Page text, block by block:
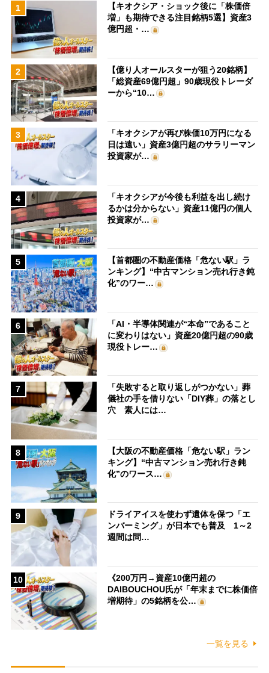
1
【キオクシア・ショック後に「株価倍
増」も期待できる注目銘柄5選】資産3
億円超・…
2
【億り人オールスターが狙う20銘柄】
「総資産69億円超」90歳現役トレーダ
ーから“10…
3
「キオクシアが再び株価10万円になる
日は遠い」資産3億円超のサラリーマン
投資家が…
4
「キオクシアが今後も利益を出し続け
るかは分からない」資産11億円の個人
投資家が…
5
【首都圏の不動産価格「危ない駅」ラ
ンキング】“中古マンション売れ行き鈍
化”のワー…
6
「AI・半導体関連が“本命”であること
に変わりはない」資産20億円超の90歳
現役トレー…
7
「失敗すると取り返しがつかない」葬
儀社の手を借りない「DIY葬」の落とし
穴 素人には…
8
【大阪の不動産価格「危ない駅」ラン
キング】“中古マンション売れ行き鈍
化”のワース…
9
ドライアイスを使わず遺体を保つ「エ
ンバーミング」が日本でも普及 1～2
週間は問…
10
《200万円→資産10億円超の
DAIBOUCHOU氏が「年末までに株価倍
増期待」の5銘柄を公…
一覧を見る